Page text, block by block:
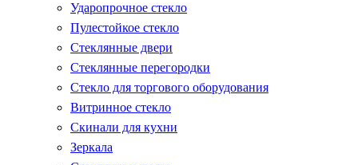
Ударопрочное стекло
Пулестойкое стекло
Стеклянные двери
Стеклянные перегородки
Стекло для торгового оборудования
Витринное стекло
Скинали для кухни
Зеркала